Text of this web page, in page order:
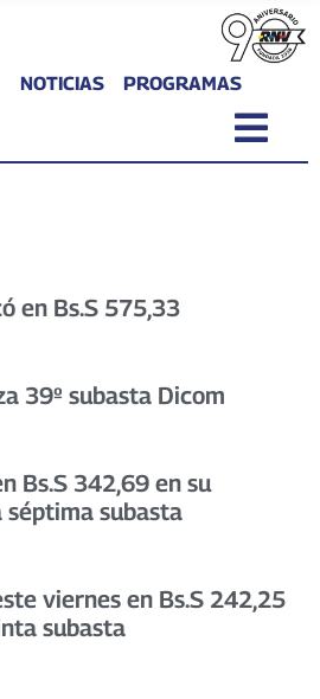
NOTICIAS PROGRAMAS
en Bs.S 575,33
39º subasta Dicom
Bs.S 342,69 en su
subasta
viernes en Bs.S 242,25
subasta